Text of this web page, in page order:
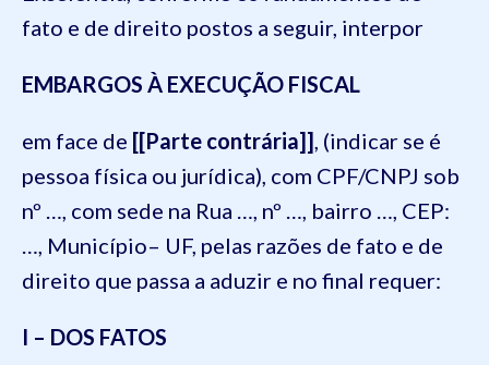
fato e de direito postos a seguir, interpor
EMBARGOS À EXECUÇÃO FISCAL
em face de [[Parte contrária]] , (indicar se é
pessoa física ou jurídica), com CPF/CNPJ sob
nº …, com sede na Rua …, nº …, bairro …, CEP:
…, Município– UF, pelas razões de fato e de
direito que passa a aduzir e no final requer:
I – DOS FATOS